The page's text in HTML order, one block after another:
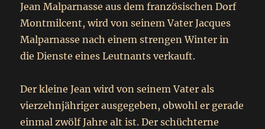
Jean Malparnasse aus dem französischen Dorf
Montmilcent, wird von seinem Vater Jacques
Malparnasse nach einem strengen Winter in
die Dienste eines Leutnants verkauft.
Der kleine Jean wird von seinem Vater als
vierzehnjähriger ausgegeben, obwohl er gerade
einmal zwölf Jahre alt ist. Der schüchterne